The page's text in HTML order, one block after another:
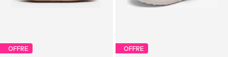
OFFRE OFFRE